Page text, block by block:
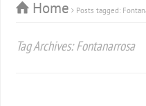
Home Posts tagged:
Tag Archives: Fontanarrosa